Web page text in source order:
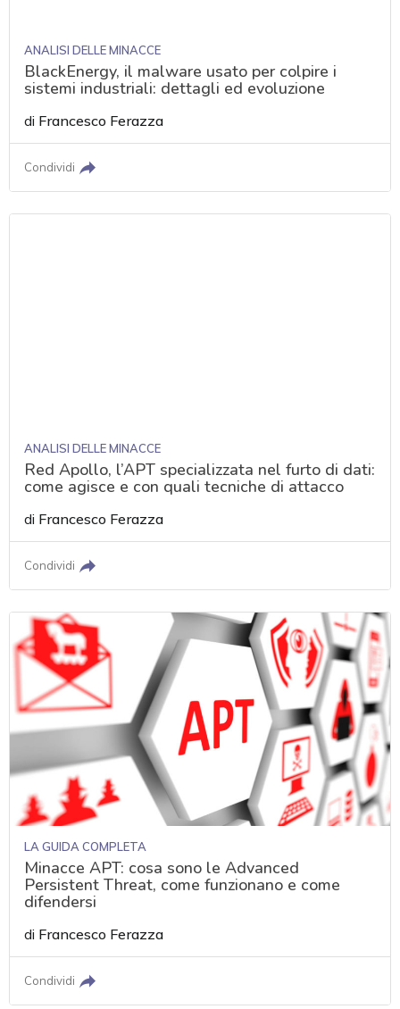
ANALISI DELLE MINACCE
BlackEnergy, il malware usato per colpire i
sistemi industriali: dettagli ed evoluzione
di Francesco Ferazza
Condividi
ANALISI DELLE MINACCE
Red Apollo, l’APT specializzata nel furto di dati:
come agisce e con quali tecniche di attacco
di Francesco Ferazza
Condividi
LA GUIDA COMPLETA
Minacce APT: cosa sono le Advanced
Persistent Threat, come funzionano e come
difendersi
di Francesco Ferazza
Condividi